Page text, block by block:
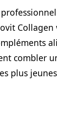
combler
plus